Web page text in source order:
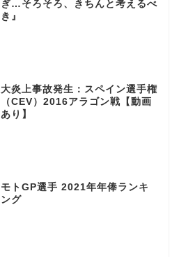
ぎ…そろそろ、きちんと考えるべ
き』
大炎上事故発生：スペイン選手権
（CEV）2016アラゴン戦【動画
あり】
モトGP選手 2021年年俸ランキ
ング